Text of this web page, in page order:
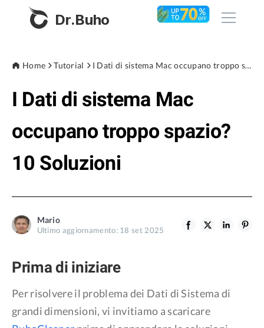
Dr.Buho
Prodotti
BuhoUnlocker
BuhoRepair
BuhoLaunchpad
Negozio
Blog
Supporto
Termini
Refund Policy
Home Tutorial I Dati di sistema Mac occupano troppo spazio? 10 Soluzioni
I Dati di sistema Mac
occupano troppo spazio?
10 Soluzioni
Mario
Ultimo aggiornamento: 18 set 2025
Prima di iniziare
Per risolvere il problema dei Dati di Sistema di
grandi dimensioni, vi invitiamo a scaricare